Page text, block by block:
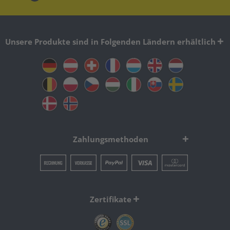
Unsere Produkte sind in Folgenden Ländern erhältlich
Zahlungsmethoden
Zertifikate